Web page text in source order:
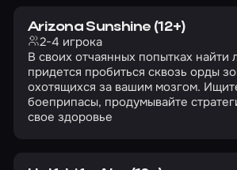
Arizona Sunshine (12+)
2-4 игрока
В своих отчаянных попытках найти
придется пробиться сквозь орды
охотящихся за вашим мозгом.
боеприпасы, продумывайте
свое здоровье